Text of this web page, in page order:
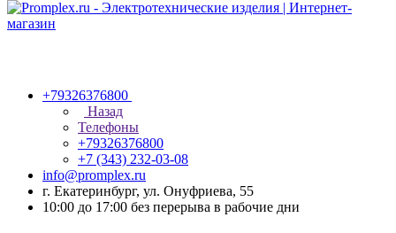
+79326376800
Назад
Телефоны
+79326376800
+7 (343) 232-03-08
info@promplex.ru
г. Екатеринбург, ул. Онуфриева, 55
10:00 до 17:00 без перерыва в рабочие дни